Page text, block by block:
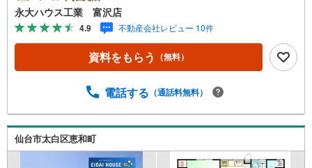
産知識＞戸建・マンション・土地...と種別を問わず不動産
を取り扱っております。更に教育施設や商業施設、子育て
環境や行政などの地域情報を総合し、お客様により良い物
件選びをして頂けるよう、しっかりとサポートさせて頂き
ます。2.＜経験豊富なスタッフ＞当社では【購入】【売
ご質問はもちろん、ご購入時に気になる住宅ローン各種税
はキッズスペースも完備！お子様連れのご家族様で是非お
越しください。営業時間:10:00～18:00（定休日火・水曜日
※店舗により変動あり）現地のご案内も可能ですので、どう
ぞお気軽にお問い合わせください！
永大ハウス工業 富沢店
4.9 不動産会社レビュー 10件
資料をもらう （無料）
電話する （通話料無料）
仙台市太白区恵和町